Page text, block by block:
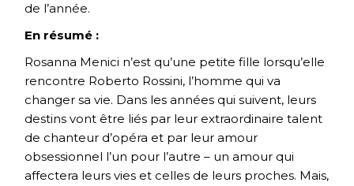
de l’année.
En résumé :
Rosanna Menici n’est qu’une petite fille lorsqu’elle
rencontre Roberto Rossini, l’homme qui va
changer sa vie. Dans les années qui suivent, leurs
destins vont être liés par leur extraordinaire talent
de chanteur d’opéra et par leur amour
obsessionnel l’un pour l’autre – un amour qui
affectera leurs vies et celles de leurs proches. Mais,